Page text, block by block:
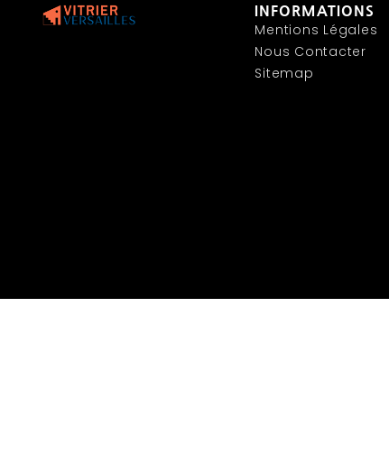
INFORMATIONS
Mentions Légales
Nous Contacter
Sitemap